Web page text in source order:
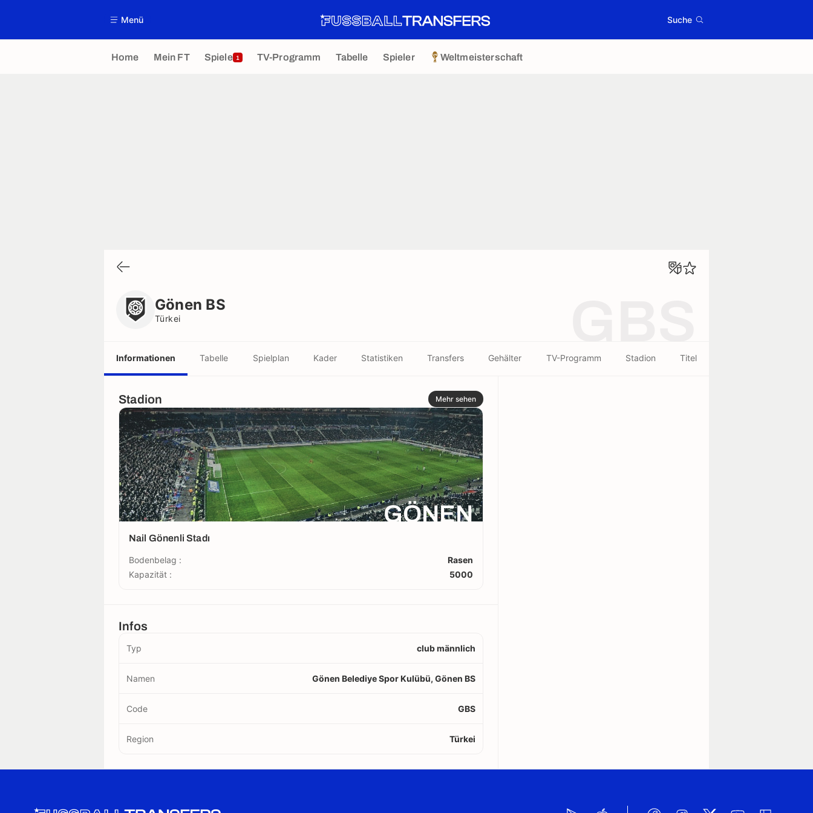
Menü Suche
Home Mein FT Spiele 1 TV-Programm Tabelle Spieler Weltmeisterschaft
Gönen BS
Türkei
Informationen Tabelle Spielplan Kader Statistiken Transfers Gehälter TV-Programm Stadion Titel
Stadion Mehr sehen
GÖNEN
Nail Gönenli Stadı
Bodenbelag :
Rasen
Kapazität :
5000
Infos
Typ club männlich
Namen Gönen Belediye Spor Kulübü, Gönen BS
Code GBS
Region Türkei